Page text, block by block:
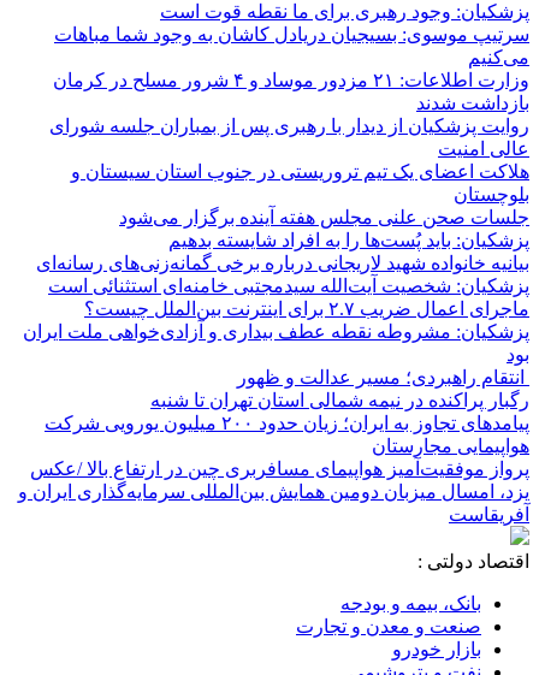
پزشکیان: وجود رهبری برای ما نقطه قوت است
سرتیپ موسوی: بسیجیان دریادل کاشان به وجود شما مباهات
می‌کنیم
وزارت اطلاعات: ۲۱ مزدور موساد و ۴ شرور مسلح در کرمان
بازداشت شدند
روایت پزشکیان از دیدار با رهبری پس از بمباران جلسه شورای
عالی امنیت
هلاکت اعضای یک تیم تروریستی در جنوب استان سیستان و
بلوچستان
جلسات صحن علنی مجلس هفته آینده برگزار می‌شود
پزشکیان: باید پُست‌ها را به افراد شایسته بدهیم
بیانیه خانواده شهید لاریجانی درباره برخی گمانه‌زنی‌های رسانه‌ای
پزشکیان: شخصیت آیت‌الله سیدمجتبی خامنه‌ای استثنائی است
ماجرای اعمال ضریب ۲.۷ برای اینترنت بین‌الملل چیست؟
پزشکیان: مشروطه نقطه عطف بیداری و آزادی‌خواهی ملت ایران
بود
انتقام راهبردی؛ مسیر عدالت و ظهور
رگبار پراکنده در نیمه شمالی استان تهران تا شنبه
پیامدهای تجاوز به ایران؛ زیان حدود ۲۰۰ میلیون یورویی شرکت
هواپیمایی مجارستان
پرواز موفقیت‌آمیز هواپیمای مسافربری چین در ارتفاع بالا /عکس
یزد، امسال میزبان دومین همایش بین‌المللی سرمایه‌گذاری ایران و
آفریقاست
اقتصاد دولتی :
بانک، بیمه و بودجه
صنعت و معدن و تجارت
بازار خودرو